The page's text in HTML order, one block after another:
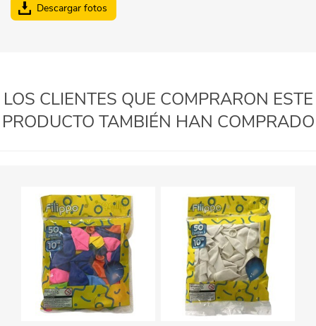
Descargar fotos
LOS CLIENTES QUE COMPRARON ESTE
PRODUCTO TAMBIÉN HAN COMPRADO